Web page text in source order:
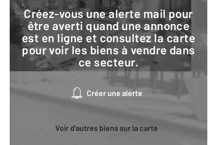
Créez-vous une alerte mail pour
être averti quand une annonce
est en ligne et consultez la carte
pour voir les biens à vendre dans
ce secteur.
Créer une alerte
Voir d'autres biens sur la carte